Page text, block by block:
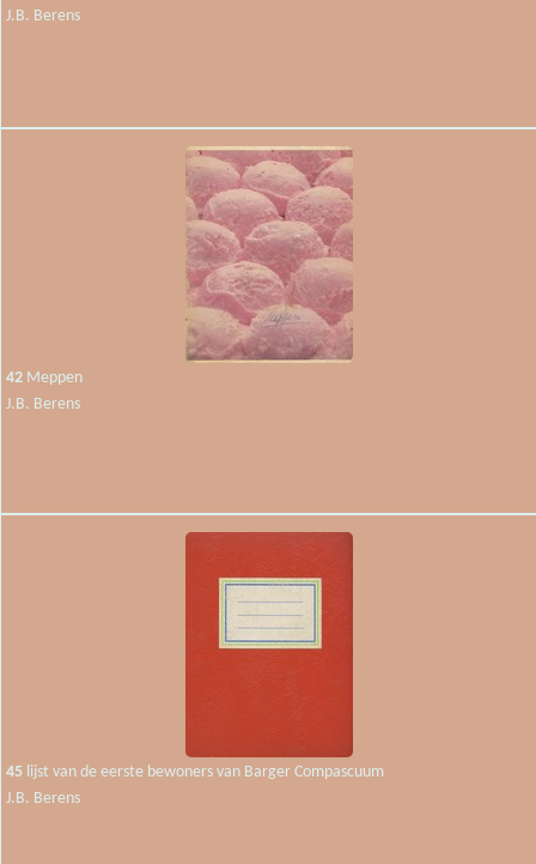
J.B. Berens
42 Meppen
J.B. Berens
45 lijst van de eerste bewoners van Barger Compascuum
J.B. Berens